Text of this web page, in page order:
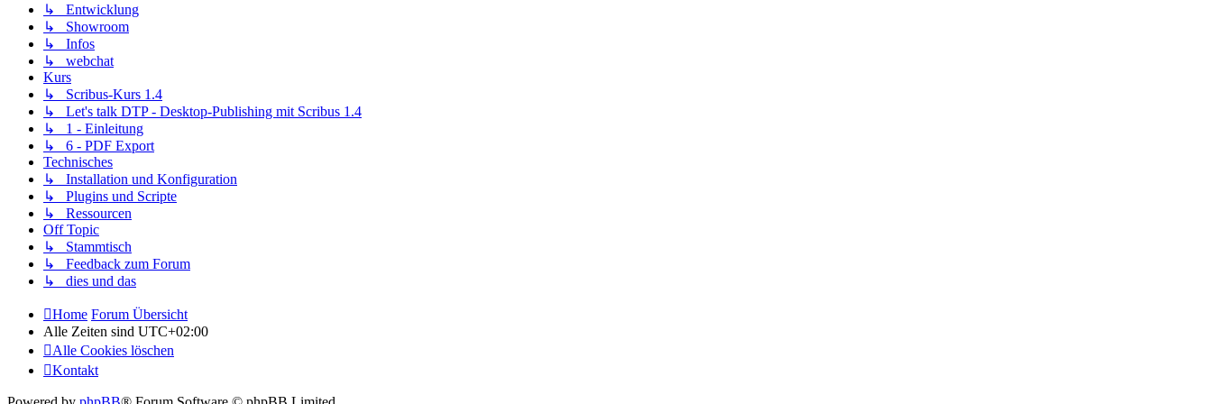
↳ Entwicklung
↳ Showroom
↳ Infos
↳ webchat
Kurs
↳ Scribus-Kurs 1.4
↳ Let's talk DTP - Desktop-Publishing mit Scribus 1.4
↳ 1 - Einleitung
↳ 6 - PDF Export
Technisches
↳ Installation und Konfiguration
↳ Plugins und Scripte
↳ Ressourcen
Off Topic
↳ Stammtisch
↳ Feedback zum Forum
↳ dies und das
Home Forum Übersicht
Alle Zeiten sind UTC+02:00
Alle Cookies löschen
Kontakt